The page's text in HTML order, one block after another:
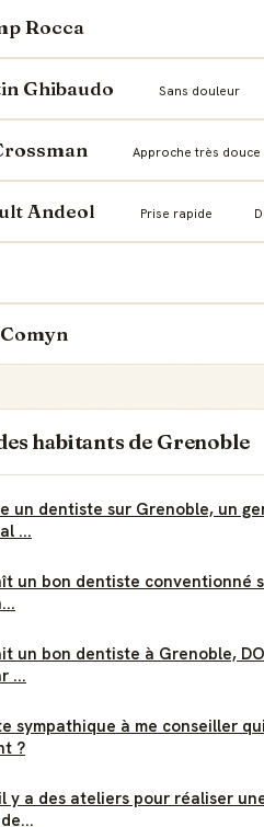
Rocca
Ghibaudo Sans douleur
Approche très douce
Andeol Prise rapide
habitants de Grenoble
un dentiste sur Grenoble, un
...
un bon dentiste conventionné
un bon dentiste à Grenoble,
...
sympathique à me conseiller
?
y a des ateliers pour réaliser